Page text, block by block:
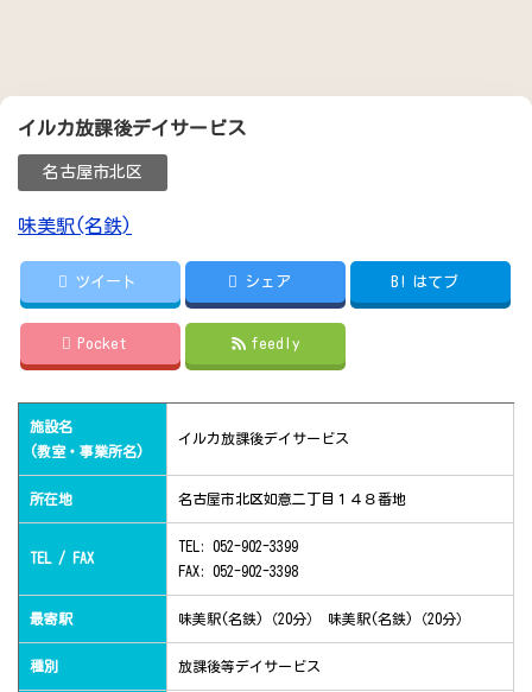
イルカ放課後デイサービス
名古屋市北区
味美駅(名鉄)
ツイート シェア B! はてブ
Pocket feedly
施設名
(教室・事業所名)
イルカ放課後デイサービス
所在地 名古屋市北区如意二丁目１４８番地
TEL / FAX
TEL: 052-902-3399
FAX: 052-902-3398
最寄駅 味美駅(名鉄)（20分） 味美駅(名鉄)（20分）
種別 放課後等デイサービス